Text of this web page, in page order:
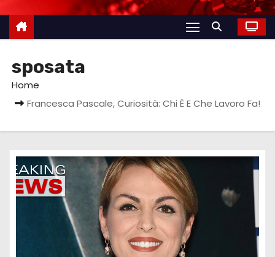
sposata
Home
Francesca Pascale, Curiosità: Chi È E Che Lavoro Fa!